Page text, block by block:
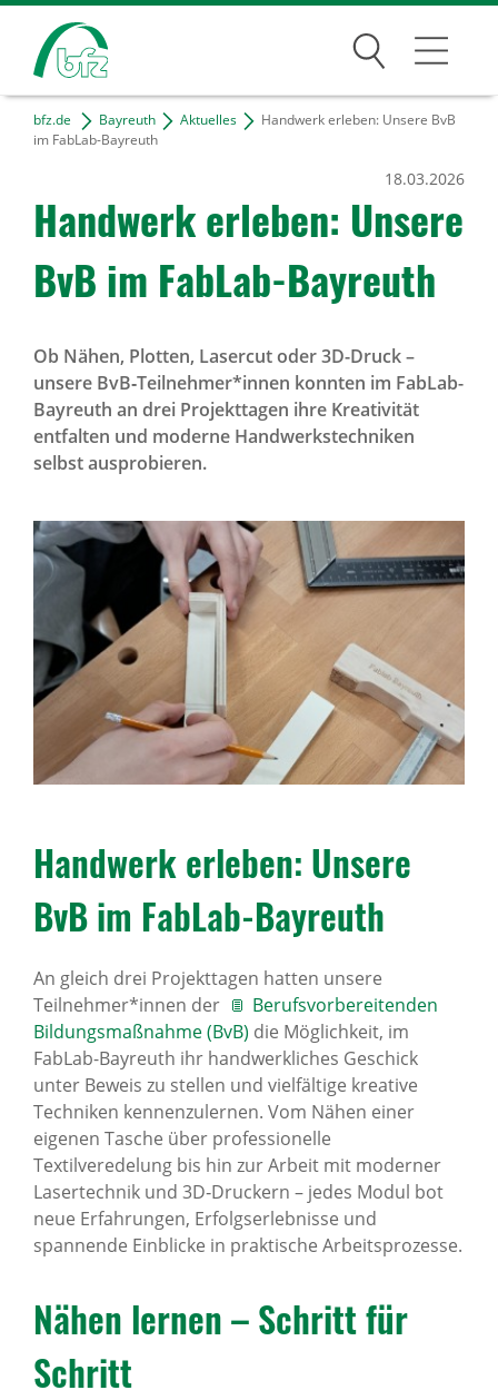
Suchen
Bayreuth
Über den Standort
Unser Team
Kontakt & Anfahrt
Bildungsangebote
Für Unternehmen
Über uns
Standorte
Presse
News Archiv
bfz.de Bayreuth Aktuelles
Handwerk erleben: Unsere BvB
im FabLab-Bayreuth
Hand­werk erleben: Unsere
BvB im FabLab-Bayreuth
18.03.2026
Ob Nähen, Plotten, Lasercut oder 3D-Druck –
unsere BvB‑Teilnehmer*innen konnten im FabLab-
Bayreuth an drei Projekttagen ihre Kreativität
entfalten und moderne Handwerkstechniken
selbst ausprobieren.
Hand­werk erleben: Unsere
BvB im FabLab-Bayreuth
An gleich drei Projekttagen hatten unsere
Teilnehmer*innen der
Berufsvorbereitenden
Bildungsmaßnahme (BvB) die Möglichkeit, im
FabLab-Bayreuth ihr handwerkliches Geschick
unter Beweis zu stellen und vielfältige kreative
Techniken kennenzulernen. Vom Nähen einer
eigenen Tasche über professionelle
Textilveredelung bis hin zur Arbeit mit moderner
Lasertechnik und 3D‑Druckern – jedes Modul bot
neue Erfahrungen, Erfolgserlebnisse und
spannende Einblicke in praktische Arbeitsprozesse.
Nähen lernen – Schritt für
Schritt